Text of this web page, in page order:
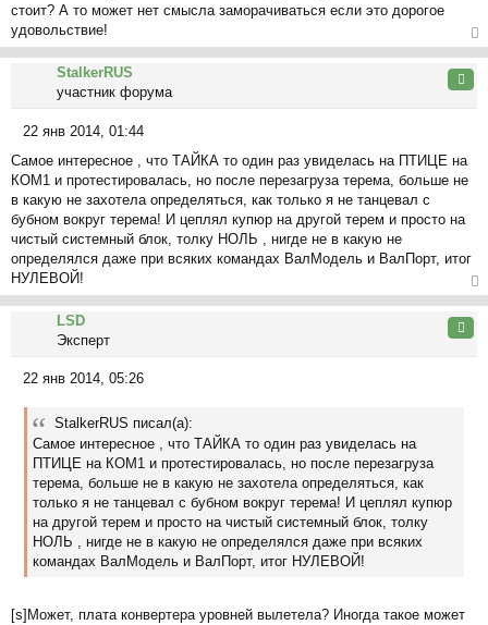
стоит? А то может нет смысла заморачиваться если это дорогое
удовольствие!
ер
ну
ть
ся
StalkerRUS
участник форума
о
о
б
щ
е
н
и
22 янв 2014, 01:44
Самое интересное , что ТАЙКА то один раз увиделась на ПТИЦЕ на
КОМ1 и протестировалась, но после перезагруза терема, больше не
в какую не захотела определяться, как только я не танцевал с
бубном вокруг терема! И цеплял купюр на другой терем и просто на
чистый системный блок, толку НОЛЬ , нигде не в какую не
определялся даже при всяких командах ВалМодель и ВалПорт, итог
НУЛЕВОЙ!
ер
ну
ть
ся
LSD
Эксперт
о
щ
22 янв 2014, 05:26
StalkerRUS писал(а):
Самое интересное , что ТАЙКА то один раз увиделась на
ПТИЦЕ на КОМ1 и протестировалась, но после перезагруза
терема, больше не в какую не захотела определяться, как
только я не танцевал с бубном вокруг терема! И цеплял купюр
на другой терем и просто на чистый системный блок, толку
НОЛЬ , нигде не в какую не определялся даже при всяких
командах ВалМодель и ВалПорт, итог НУЛЕВОЙ!
[s]Может, плата конвертера уровней вылетела? Иногда такое может